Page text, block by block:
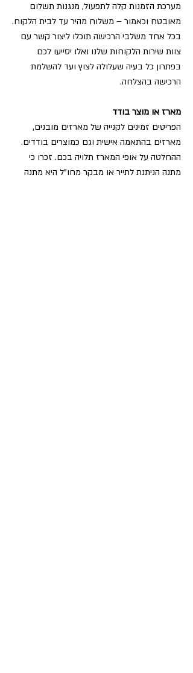
מערכת הזמנות קלה לתפעול, מנגנות תשלום
מאובטח וכאמור – משלוח מהיר עד לבית הלקוח.
בכל אחד משלבי הרכישה תוכלו ליצור קשר עם
צוות שירות הלקוחות שלנו ואלו יסייעו לכם
בפתרון כל בעיה שעלולה לצוץ ועד להשלמת
הרכישה בהצלחה.
מארז או מוצר בודד
הפריטים זמינים לקנייה של מארזים מובנים,
מארזים בהתאמה אישית וגם כמוצרים בודדים.
ההחלטה על אופי המארז תלויה בכם. זכרו כי
מתנה הניתנת לתייר או מבקר מחו"ל היא מתנה